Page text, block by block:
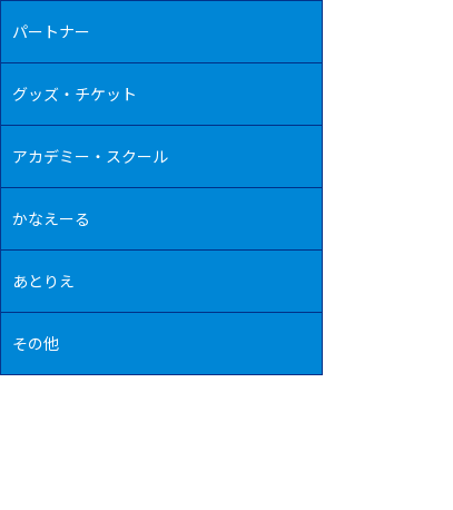
パートナー
グッズ・チケット
アカデミー・スクール
かなえーる
あとりえ
その他